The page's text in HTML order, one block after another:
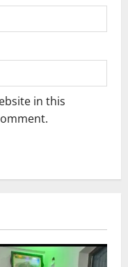
in this